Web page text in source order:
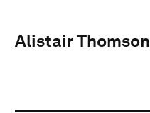
Alistair Thomson